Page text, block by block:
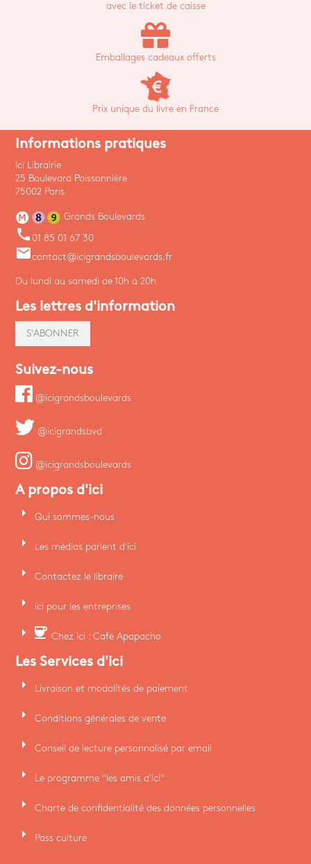
avec le ticket de caisse
Emballages cadeaux offerts
Prix unique du livre en France
Informations pratiques
Ici Librairie
25 Boulevard Poissonnière
75002 Paris
Grands Boulevards
phone 01 85 01 67 30
emailcontact@icigrandsboulevards.fr
Du lundi au samedi de 10h à 20h
Les lettres d'information
S'ABONNER
Suivez-nous
@icigrandsboulevards
@icigrandsbvd
@icigrandsboulevards
A propos d'ici
arrow_right Qui sommes-nous
arrow_right Les médias parlent d'ici
arrow_right Contactez le libraire
arrow_right ici pour les entreprises
arrow_right coffee Chez ici : Café Apapacho
Les Services d'ici
arrow_right Livraison et modalités de paiement
arrow_right Conditions générales de vente
arrow_right Conseil de lecture personnalisé par email
arrow_right Le programme "les amis d'ici"
arrow_right Charte de confidentialité des données personnelles
arrow_right Pass culture